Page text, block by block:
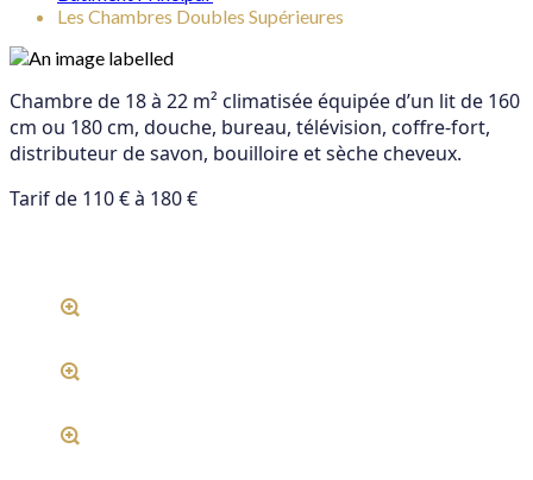
Les Chambres Doubles Supérieures
Chambre de 18 à 22 m² climatisée équipée d’un lit de 160
cm ou 180 cm, douche, bureau, télévision, coffre-fort,
distributeur de savon, bouilloire et sèche cheveux.
Tarif de 110 € à 180 €